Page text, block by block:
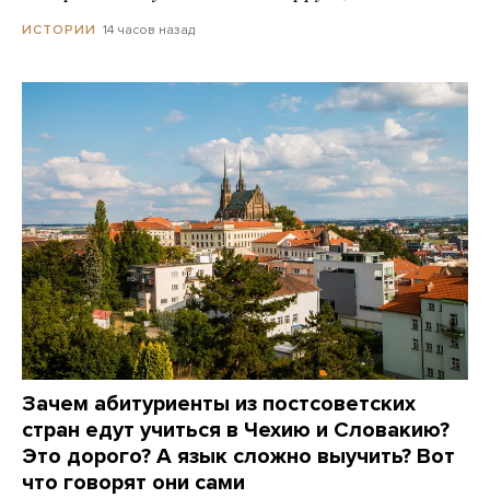
ИСТОРИИ 14 часов назад
Зачем абитуриенты из постсоветских
стран едут учиться в Чехию и Словакию?
Это дорого? А язык сложно выучить? Вот
что говорят они сами